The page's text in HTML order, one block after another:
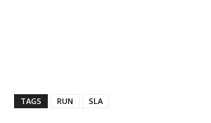
TAGS RUN SLA